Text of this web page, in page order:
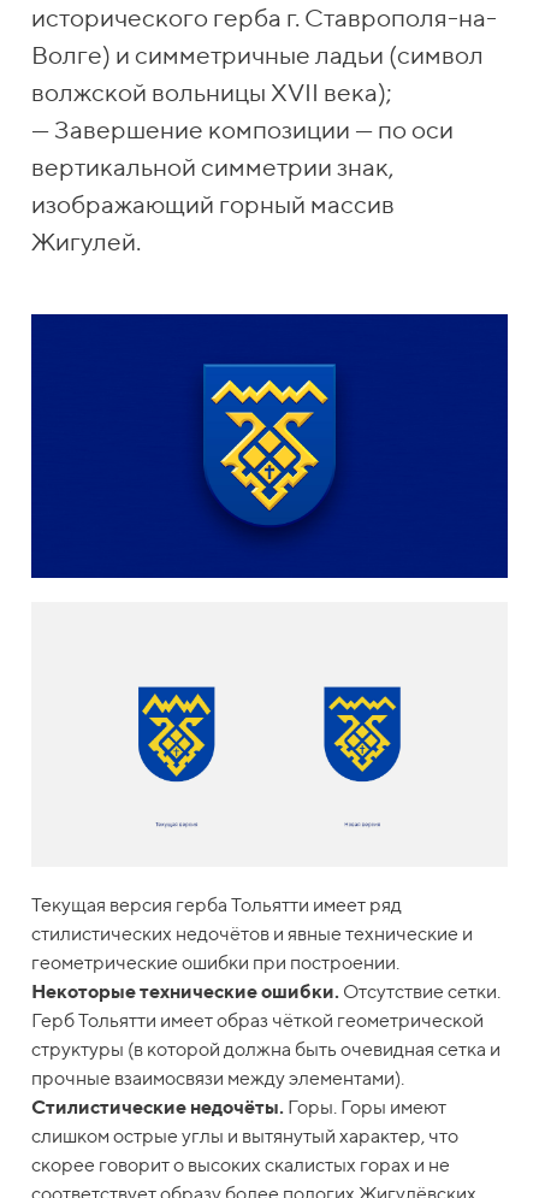
исторического герба г. Ставрополя-на-
Волге) и симметричные ладьи (символ
волжской вольницы XVII века);
— Завершение композиции — по оси
вертикальной симметрии знак,
изображающий горный массив
Жигулей.
Текущая версия герба Тольятти имеет ряд
стилистических недочётов и явные технические и
геометрические ошибки при построении.
Некоторые технические ошибки. Отсутствие сетки.
Герб Тольятти имеет образ чёткой геометрической
структуры (в которой должна быть очевидная сетка и
прочные взаимосвязи между элементами).
Стилистические недочёты. Горы. Горы имеют
слишком острые углы и вытянутый характер, что
скорее говорит о высоких скалистых горах и не